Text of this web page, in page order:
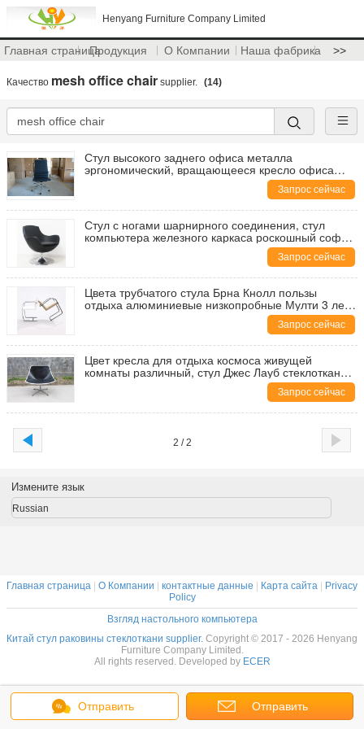
Henyang Furniture Company Limited
Главная страницаПродукция О Компании Наша фабрика >>
Качество mesh office chair supplier. (14)
Стул высокого заднего офиса металла
эргономический, вращающееся кресло офиса
Запрос сейчас
Стул с ногами шарнирного соединения, стул
компьютера железного каркаса роскошный софы
Запрос сейчас
Цвета трубчатого стула Брна Кнолл пользы
отдыха алюминиевые низкопробные Мулти 3 лет
Запрос сейчас
Цвет кресла для отдыха космоса живущей
комнаты различный, стул Джес Лауб стеклоткани
Запрос сейчас
2 / 2
Отправить Отправить
Измените язык
Russian
Главная страница О Компании контактные данные Карта сайта
Privacy
Policy
Взгляд настольного компьютера
Китай стул раковины стеклоткани supplier. Copyright © 2017 - 2026 Henyang
Furniture Company Limited.
All rights reserved. Developed by ECER